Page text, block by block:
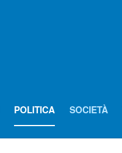
POLITICA SOCIETÀ